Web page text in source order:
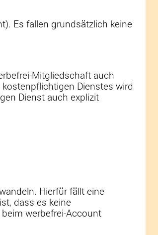
Es fallen grundsätzlich keine
Mitgliedschaft auch
Dienstes wird
Dienst auch explizit
Hierfür fällt eine
dass es keine
werbefrei-Account